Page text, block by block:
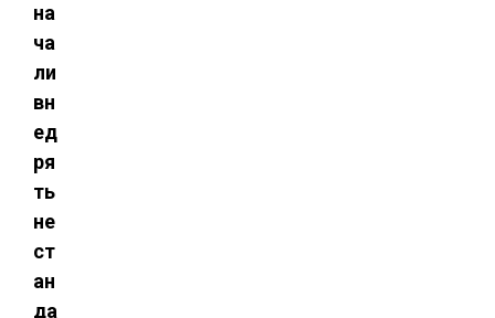
на
ча
ли
вн
ед
ря
ть
не
ст
ан
да